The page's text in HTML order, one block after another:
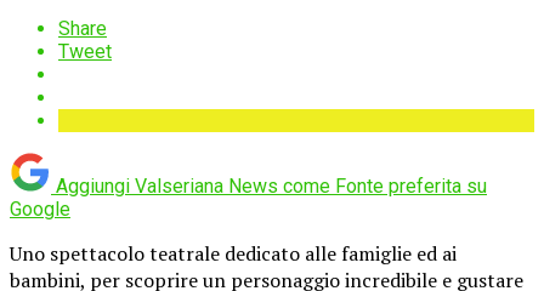
Share
Tweet
Aggiungi Valseriana News come Fonte preferita su
Google
Uno spettacolo teatrale dedicato alle famiglie ed ai
bambini, per scoprire un personaggio incredibile e gustare